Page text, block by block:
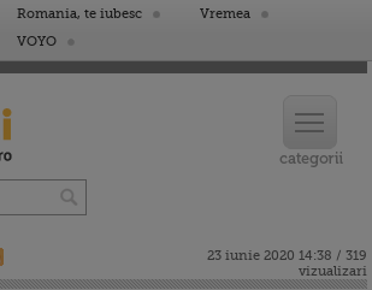
Romania, te iubesc
Vremea
VOYO
23 iunie 2020 14:38 / 319
vizualizari